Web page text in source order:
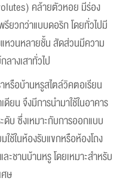
คล้ายตัวหอย มีร่อง
ยวกว่าแบบดอริก โดยทั่วไปมี
หวนหลายชั้น สัดส่วนมีความ
างเสาทั่วไป
รือบ้านหรูสไตล์วิคตอเรียน
ยน จึงมีการนำมาใช้ในอาคาร
บ ซึ่งเหมาะกับการออกแบบ
ช้ในห้องรับแขกหรือห้องโถง
ะชานบ้านหรู โดยเหมาะสำหรับ
ษ